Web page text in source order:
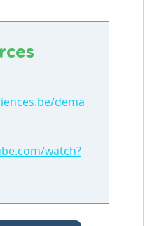
dema
watch?